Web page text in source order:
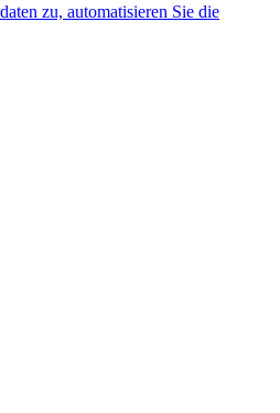
zu, automatisieren Sie die